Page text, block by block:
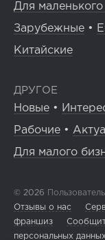
Для маленького
Зарубежные •
Китайские
ДРУГОЕ
Новые •
Рабочие •
Для малого
© 2026
Отзывы о нас
франшиз
персональных данных